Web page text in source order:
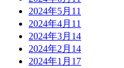
2024年5月 11
2024年4月 11
2024年3月 14
2024年2月 14
2024年1月 17